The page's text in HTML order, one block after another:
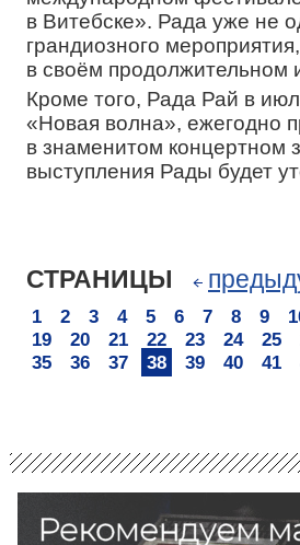
в Витебске». Рада уже не
грандиозного
в своём продолжительном
Кроме того, Рада Рай в
«Новая волна», ежегодно
в знаменитом концертном
выступления Рады будет
СТРАНИЦЫ
1 2 3 4 5 6 7 8 9
19
20 21 22 23 24 25
35
36 37 38 39 40 41